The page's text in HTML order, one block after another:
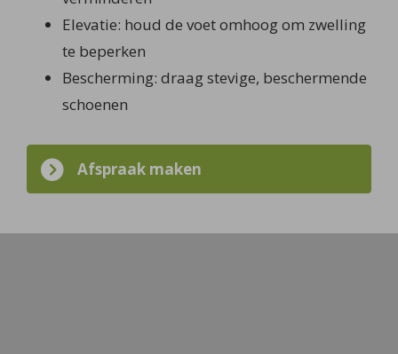
Elevatie: houd de voet omhoog om zwelling
te beperken
Bescherming: draag stevige, beschermende
schoenen
Afspraak maken